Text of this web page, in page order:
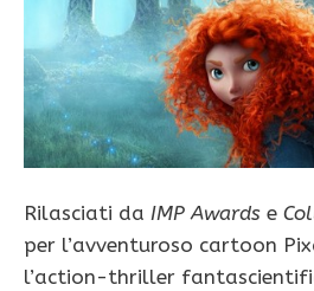
Rilasciati da IMP Awards e
per l’avventuroso cartoon
l’action-thriller